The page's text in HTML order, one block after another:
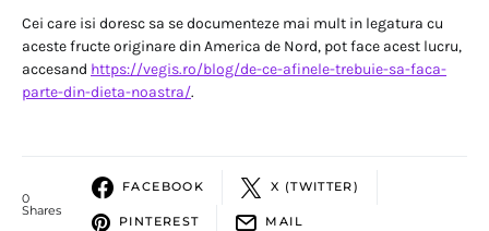
Cei care isi doresc sa se documenteze mai mult in legatura cu
aceste fructe originare din America de Nord, pot face acest lucru,
accesand https://vegis.ro/blog/de-ce-afinele-trebuie-sa-faca-
parte-din-dieta-noastra/.
0
Shares
FACEBOOK X (TWITTER)
PINTEREST MAIL